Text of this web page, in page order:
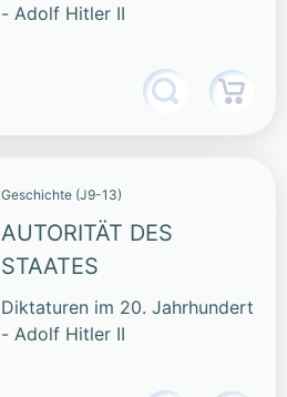
- Adolf Hitler II
Geschichte (J9-13)
AUTORITÄT DES
STAATES
Diktaturen im 20. Jahrhundert
- Adolf Hitler II